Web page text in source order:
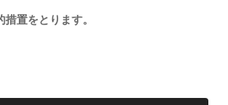
置をとります。